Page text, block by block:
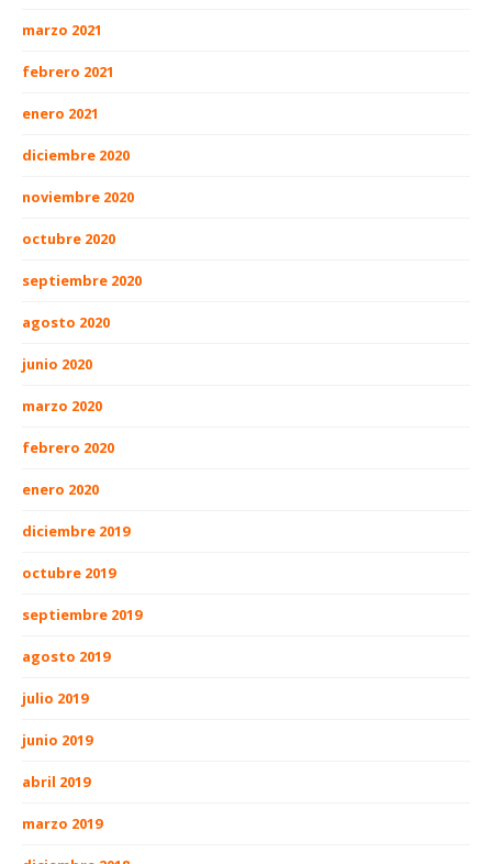
marzo 2021
febrero 2021
enero 2021
diciembre 2020
noviembre 2020
octubre 2020
septiembre 2020
agosto 2020
junio 2020
marzo 2020
febrero 2020
enero 2020
diciembre 2019
octubre 2019
septiembre 2019
agosto 2019
julio 2019
junio 2019
abril 2019
marzo 2019